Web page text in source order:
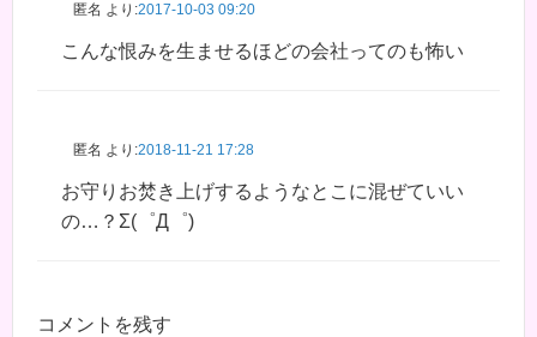
匿名 より:2017-10-03 09:20
こんな恨みを生ませるほどの会社ってのも怖い
匿名 より:2018-11-21 17:28
お守りお焚き上げするようなとこに混ぜていい
の…？Σ(゜Д゜)
コメントを残す